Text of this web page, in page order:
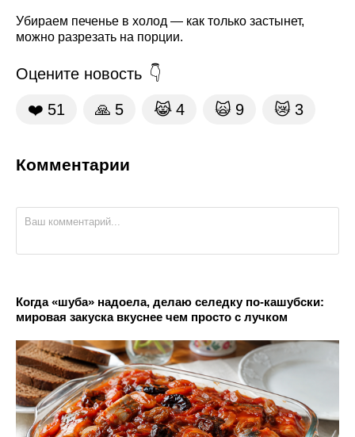
Убираем печенье в холод — как только застынет,
можно разрезать на порции.
Оцените новость
❤️ 51 🙏 5 😹 4 🙀 9 😿 3
Комментарии
Когда «шуба» надоела, делаю селедку по-кашубски:
мировая закуска вкуснее чем просто с лучком